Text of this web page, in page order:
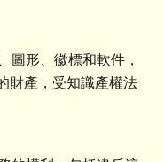
圖形、徽標和軟件，
財產，受知識產權法